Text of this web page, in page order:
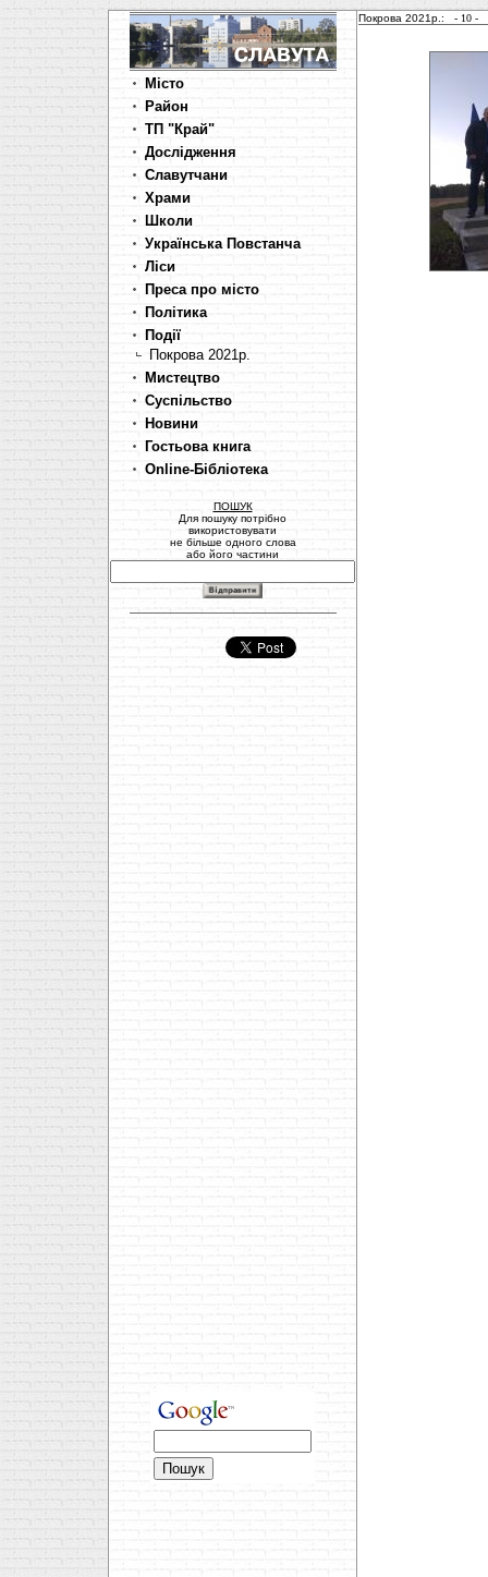
Місто
Район
ТП "Край"
Дослідження
Славутчани
Храми
Школи
Українська Повстанча
Ліси
Преса про місто
Політика
Події
Покрова 2021р.
Мистецтво
Суспільство
Новини
Гостьова книга
Online-Бібліотека
ПОШУК
Для пошуку потрібно
використовувати
не більше одного слова
або його частини
Покрова 2021р.: - 10